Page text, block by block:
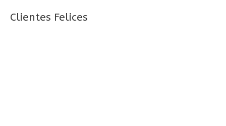
o
Clientes Felices